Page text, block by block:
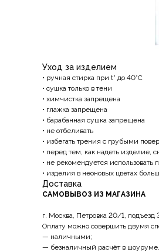
Уход за изделием
• ручная стирка при t° до 40°C
• сушка только в тени
• химчистка запрещена
• глажка запрещена
• барабанная сушка запрещена
• не отбеливать
• избегать трения с грубыми
• перед тем, как надеть изделие,
• не рекомендуется
• изделия в неоновых цветах
Доставка
САМОВЫВОЗ ИЗ МАГАЗИНА
г. Москва, Петровка 20/1, подъезд
Оплату можно совершить двумя
— наличными;
— безналичный расчёт в шоуруме.